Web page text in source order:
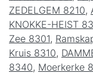
ZEDELGEM 8210,
KNOKKE-HEIST
Zee 8301,
Kruis 8310,
8340, Moerkerke